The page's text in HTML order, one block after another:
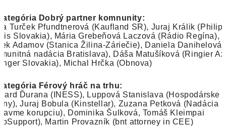
Dobrý partner komnunity:
Turček Pfundtnerová (Kaufland SR), Juraj Králik (Philip
Slovakia), Mária Grebeňová Laczová (Rádio Regína),
Adamov (Stanica Žilina-Záriečie), Daniela Danihelová
nadácia Bratislava), Dáša Matušíková (Ringier
Slovakia), Michal Hrčka (Obnova)
Férový hráč na trhu:
Ďurana (INESS), Luppová Stanislava (Hospodárske
Juraj Bobula (Kinstellar), Zuzana Petková (Nadácia
korupciu), Dominika Šulková, Tomáš Kleimpai
Martin Provazník (bnt attorney in CEE)